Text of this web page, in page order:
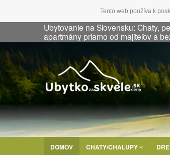
Tento web používa k
Ubytovanie na Slovensku: Chaty,
apartmány priamo od majiteľov a
DOMOV CHATY/CHALUPY